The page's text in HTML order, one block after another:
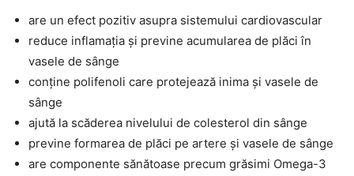
are un efect pozitiv asupra sistemului cardiovascular
reduce inflamația și previne acumularea de plăci în
vasele de sânge
conține polifenoli care protejează inima și vasele de
sânge
ajută la scăderea nivelului de colesterol din sânge
previne formarea de plăci pe artere și vasele de sânge
are componente sănătoase precum grăsimi Omega-3